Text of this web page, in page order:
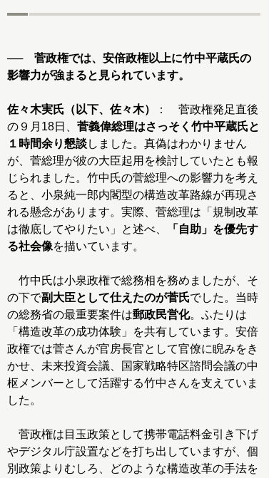
── 菅政権では、安倍政権以上に竹中平蔵氏の
影響力が強まると見られています。
佐々木実氏（以下、佐々木）
： 菅政権発足直後
の９月18日、 菅義偉総理はさっそく竹中平蔵氏と
１時間余り懇談しました。真偽はわかりません
が、菅総理が彼の大臣起用を検討していたとも報
じられました。竹中氏の菅総理への影響力を考え
ると、小泉純一郎内閣型の構造改革路線が再現さ
れる懸念があります。実際、菅総理は「規制改革
は徹底してやりたい」と述べ、
「自助」を優先す
る社会像を描いています。
竹中氏は小泉政権で総務相を務めましたが、そ
の下で副大臣として仕えたのが菅氏でした。当時
の総務省の最重要案件は郵政民営化。ふたりは
「構造改革の成功体験」を共有しています。安倍
政権では菅さんが官房長官として官僚に睨みをき
かせ、未来投資会議、国家戦略特区諮問会議の中
枢メンバーとして活躍する竹中さんを支えていま
した。
菅政権は目玉政策として携帯電話料金引き下げ
やデジタル庁設置などを打ち出していますが、個
別政策よりむしろ、どのような構造改革の手法を